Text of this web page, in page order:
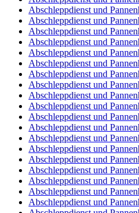
Abschleppdienst und
Abschleppdienst und
Abschleppdienst und
Abschleppdienst und
Abschleppdienst und
Abschleppdienst und
Abschleppdienst und
Abschleppdienst und
Abschleppdienst und
Abschleppdienst und
Abschleppdienst und
Abschleppdienst und
Abschleppdienst und
Abschleppdienst und
Abschleppdienst und
Abschleppdienst und
Abschleppdienst und
Abschleppdienst und
Abschleppdienst und